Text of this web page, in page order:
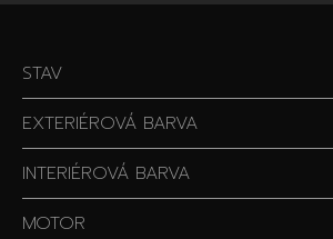
STAV
EXTERIÉROVÁ BARVA
INTERIÉROVÁ BARVA
MOTOR